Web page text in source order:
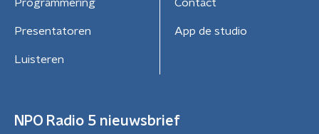
Programmering
Presentatoren
Luisteren
Contact
App de studio
NPO Radio 5 nieuwsbrief